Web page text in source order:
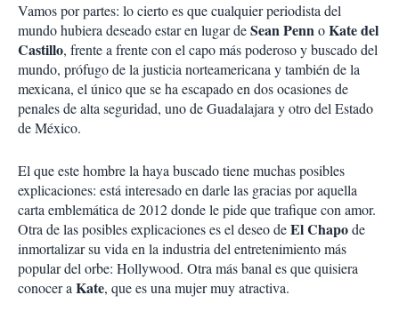
Vamos por partes: lo cierto es que cualquier periodista del
mundo hubiera deseado estar en lugar deSean PennoKate del
Castillo, frente a frente con el capo más poderoso y buscado del
mundo, prófugo de la justicia norteamericana y también de la
mexicana, el único que se ha escapado en dos ocasiones de
penales de alta seguridad, uno de Guadalajara y otro del Estado
de México.
El que este hombre la haya buscado tiene muchas posibles
explicaciones: está interesado en darle las gracias por aquella
carta emblemática de 2012 donde le pide que trafique con amor.
Otra de las posibles explicaciones es el deseo deEl Chapode
inmortalizar su vida en la industria del entretenimiento más
popular del orbe: Hollywood. Otra más banal es que quisiera
conocer a Kate, que es una mujer muy atractiva.